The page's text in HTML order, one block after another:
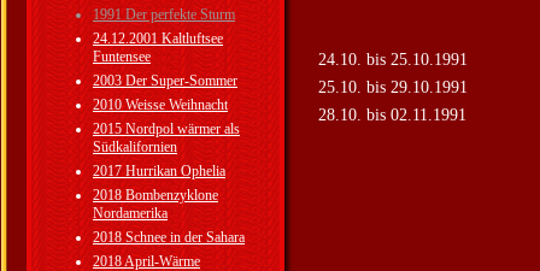
1991 Der perfekte Sturm
24.12.2001 Kaltluftsee
Funtensee
2003 Der Super-Sommer
2010 Weisse Weihnacht
2015 Nordpol wärmer als
Südkalifornien
2017 Hurrikan Ophelia
2018 Bombenzyklone
Nordamerika
2018 Schnee in der Sahara
2018 April-Wärme
24.10. bis 25.10.1991
25.10. bis 29.10.1991
28.10. bis 02.11.1991